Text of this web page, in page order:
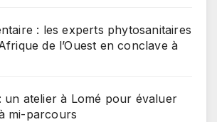
: les experts phytosanitaires
de l’Ouest en conclave à
un atelier à Lomé pour évaluer
mi-parcours